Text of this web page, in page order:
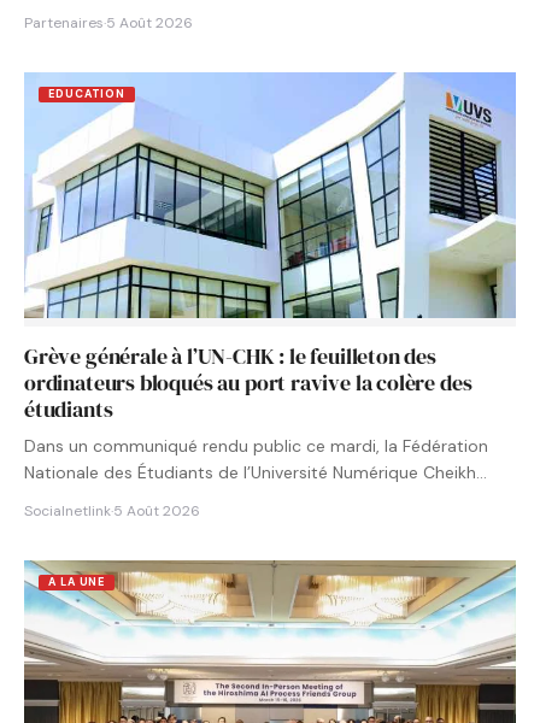
Partenaires·5 Août 2026
EDUCATION
Grève générale à l’UN-CHK : le feuilleton des
ordinateurs bloqués au port ravive la colère des
étudiants
Dans un communiqué rendu public ce mardi, la Fédération
Nationale des Étudiants de l’Université Numérique Cheikh
Socialnetlink·5 Août 2026
A LA UNE